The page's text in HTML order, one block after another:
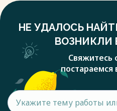
НЕ УДАЛОСЬ
ВОЗНИКЛИ
Свяжитесь
постараемся